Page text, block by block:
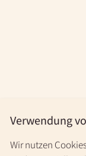
Verwendung
Wir nutzen